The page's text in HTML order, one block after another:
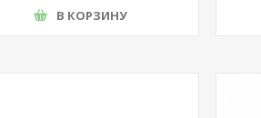
В КОРЗИНУ